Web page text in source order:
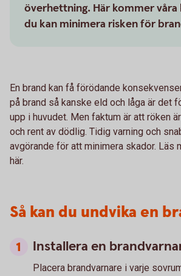
överhettning. Här kommer våra
du kan minimera risken för
En brand kan få förödande
på brand så kanske eld och låga är det
upp i huvudet. Men faktum är att röken
och rent av dödlig. Tidig varning och
avgörande för att minimera skador. Läs
här.
Så kan du undvika en
Installera en
Placera brandvarnare i varje